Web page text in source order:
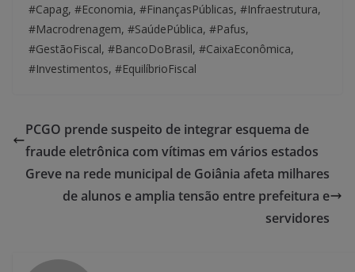
#Capag, #Economia, #FinançasPúblicas, #Infraestrutura,
#Macrodrenagem, #SaúdePública, #Pafus,
#GestãoFiscal, #BancoDoBrasil, #CaixaEconômica,
#Investimentos, #EquilíbrioFiscal
PCGO prende suspeito de integrar esquema de
fraude eletrônica com vítimas em vários estados
Greve na rede municipal de Goiânia afeta milhares
de alunos e amplia tensão entre prefeitura e
servidores